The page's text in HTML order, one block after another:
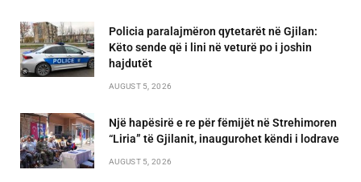
Policia paralajmëron qytetarët në Gjilan:
Këto sende që i lini në veturë po i joshin
hajdutët
AUGUST 5, 2026
Një hapësirë e re për fëmijët në Strehimoren
“Liria” të Gjilanit, inaugurohet këndi i lodrave
AUGUST 5, 2026